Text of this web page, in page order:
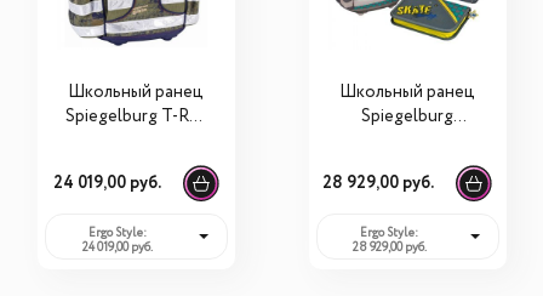
Школьный ранец
Spiegelburg T-Rex
24 019,00 руб.
Ergo Style:
24 019,00 руб.
Школьный ранец
Spiegelburg
Ergo Style plus с
наполнением
28 929,00 руб.
Ergo Style:
28 929,00 руб.